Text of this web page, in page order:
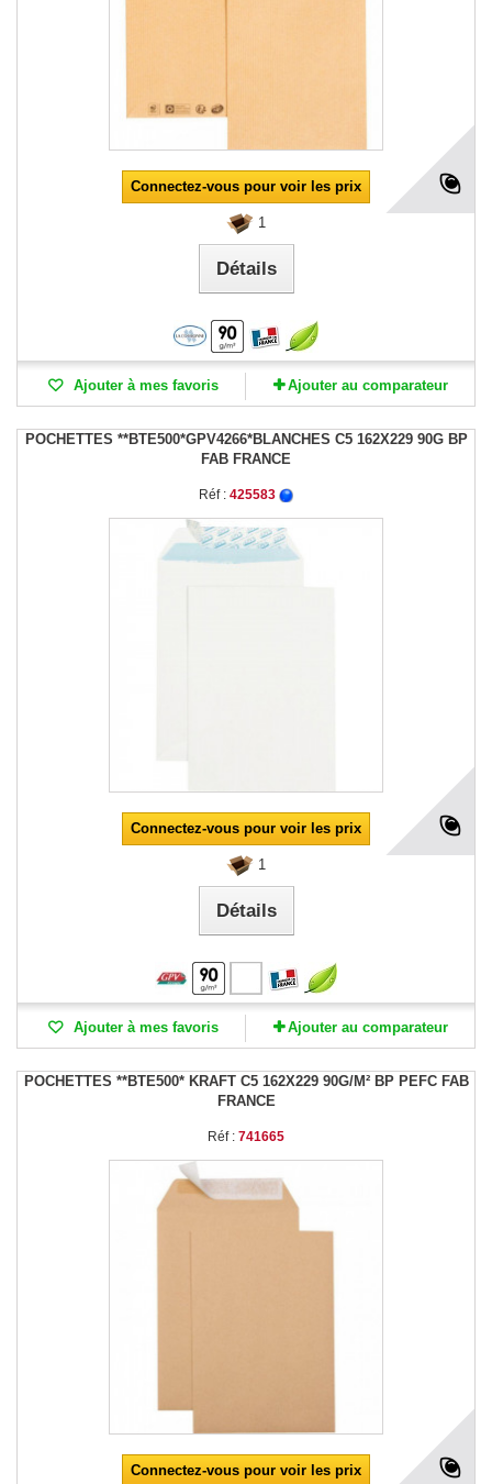
Connectez-vous pour voir les prix
1
Détails
Ajouter à mes favoris Ajouter au comparateur
POCHETTES **BTE500*GPV4266*BLANCHES C5 162X229 90G BP
FAB FRANCE
Réf : 425583
Connectez-vous pour voir les prix
1
Détails
Ajouter à mes favoris Ajouter au comparateur
POCHETTES **BTE500* KRAFT C5 162X229 90G/M² BP PEFC FAB
FRANCE
Réf : 741665
Connectez-vous pour voir les prix